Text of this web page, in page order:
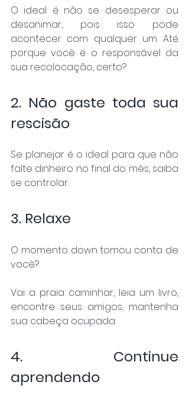
O ideal é não se desesperar ou
desanimar, pois isso pode
acontecer com qualquer um. Até
porque você é o responsável da
sua recolocação, certo?
2. Não gaste toda sua
rescisão
Se planejar é o ideal para que não
falte dinheiro no final do mês, saiba
se controlar.
3. Relaxe
O momento down tomou conta de
você?
Vai a praia caminhar, leia um livro,
encontre seus amigos, mantenha
sua cabeça ocupada.
4. Continue
aprendendo